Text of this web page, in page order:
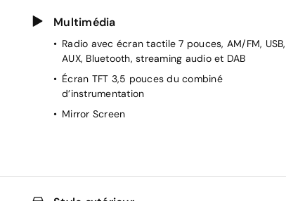
Multimédia
Radio avec écran tactile 7 pouces, AM/FM, USB,
AUX, Bluetooth, streaming audio et DAB
Écran TFT 3,5 pouces du combiné
d’instrumentation
Mirror Screen